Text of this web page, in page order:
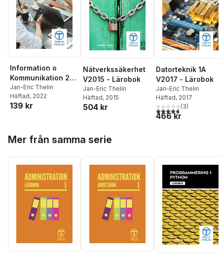
Information o
Kommunikation 2
V2022 - Arbetsbok
Jan-Eric Thelin
Häftad, 2022
139 kr
Nätverkssäkerhet
V2015 - Lärobok
Jan-Eric Thelin
Häftad, 2015
504 kr
Datorteknik 1A
V2017 - Lärobok
Jan-Eric Thelin
Häftad, 2017
4,7utav 5 stjärnor.
(3)
466 kr
Mer från samma serie